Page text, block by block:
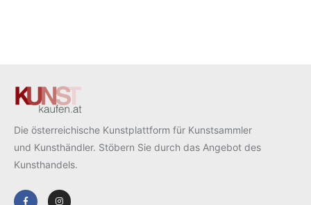
Die österreichische Kunstplattform für Kunstsammler
und Kunsthändler. Stöbern Sie durch das Angebot des
Kunsthandels.